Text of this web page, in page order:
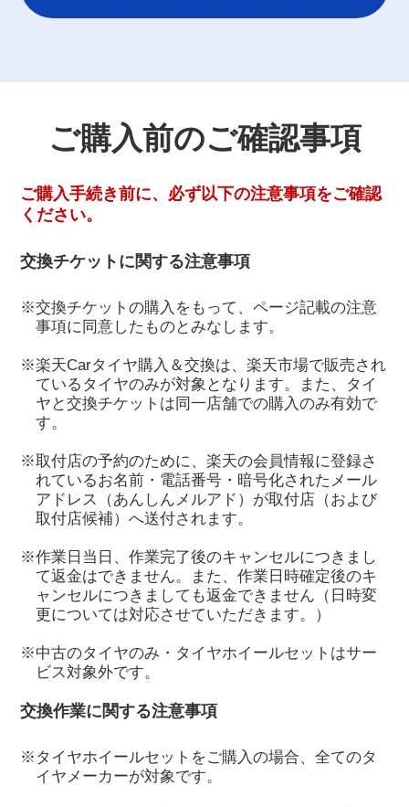
ご購入前のご確認事項
ご購入手続き前に、必ず以下の注意事項をご確認
ください。
交換チケットに関する注意事項
※交換チケットの購入をもって、ページ記載の注意
事項に同意したものとみなします。
※楽天Carタイヤ購入＆交換は、楽天市場で販売され
ているタイヤのみが対象となります。また、タイ
ヤと交換チケットは同一店舗での購入のみ有効で
す。
※取付店の予約のために、楽天の会員情報に登録さ
れているお名前・電話番号・暗号化されたメール
アドレス（あんしんメルアド）が取付店（および
取付店候補）へ送付されます。
※作業日当日、作業完了後のキャンセルにつきまし
て返金はできません。また、作業日時確定後のキ
ャンセルにつきましても返金できません（日時変
更については対応させていただきます。）
※中古のタイヤのみ・タイヤホイールセットはサー
ビス対象外です。
交換作業に関する注意事項
※タイヤホイールセットをご購入の場合、全てのタ
イヤメーカーが対象です。